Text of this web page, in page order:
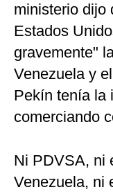
ministerio dijo
Estados
gravemente"
Venezuela y
Pekín tenía la
comerciando
Ni PDVSA, ni
Venezuela, ni